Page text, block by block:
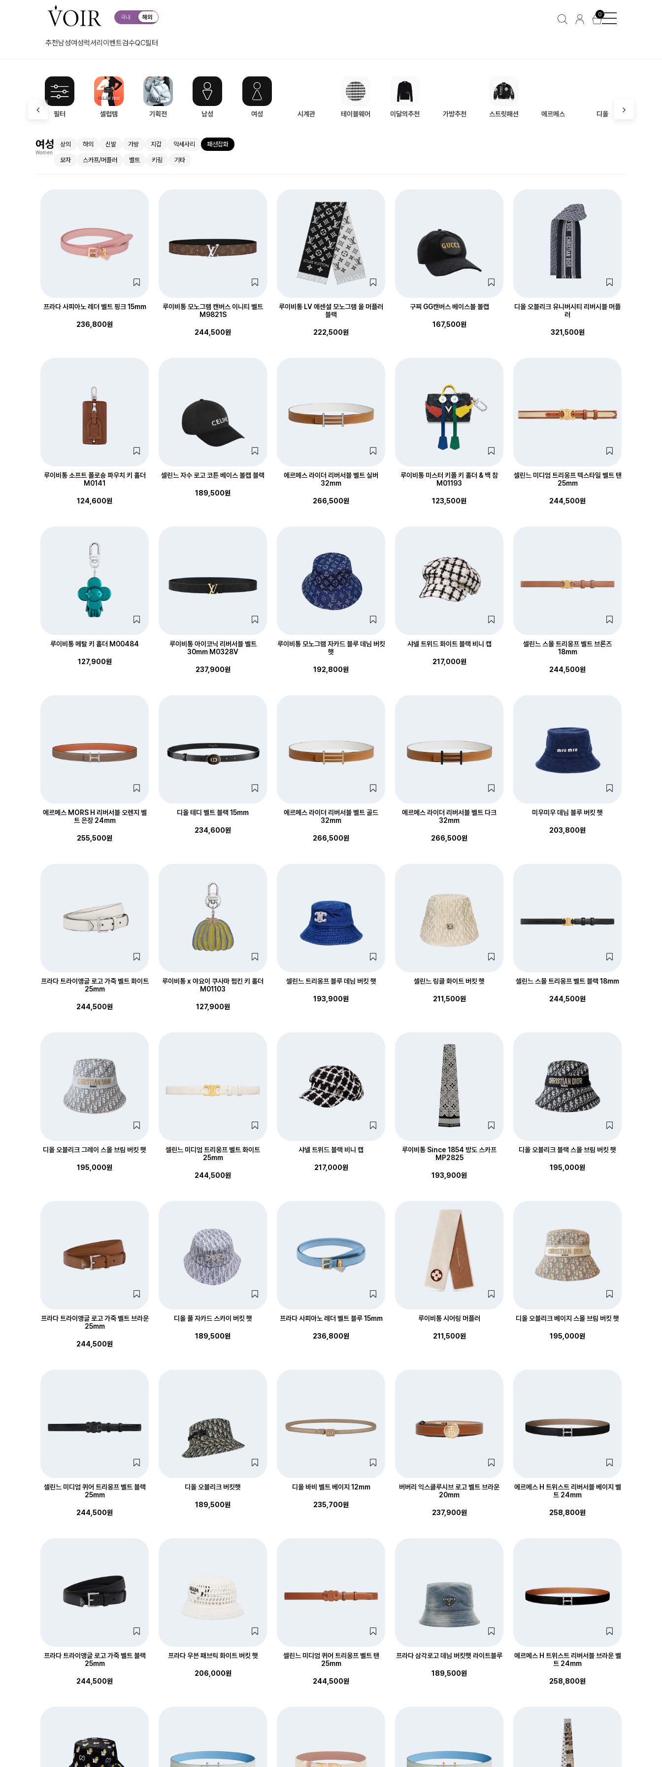
국내 해외 0
추천남성여성럭셔리 이벤트검수QC필터
패션잡화
필터 셀럽템 기획전 남성 여성 시계관 테이블웨어 이달의추천 가방추천 스트릿패션 에르메스 디올
여성
Women
상의 하의 신발 가방 지갑 악세사리 패션잡화
모자 스카프/머플러 벨트 키링 기타
프라다 사피아노 레더 벨트 핑크 15mm
236,800원
루이비통 모노그램 캔버스 이니티 벨트
M9821S
244,500원
루이비통 LV 에센셜 모노그램 울 머플러
블랙
222,500원
구찌 GG캔버스 베이스볼 볼캡
167,500원
디올 오블리크 유니버시티 리버시블 머플
러
321,500원
루이비통 소프트 폴로숑 파우치 키 홀더
M0141
124,600원
셀린느 자수 로고 코튼 베이스 볼캡 블랙
189,500원
에르메스 라이더 리버서블 벨트 실버
32mm
266,500원
루이비통 미스터 키폴 키 홀더 & 백 참
M01193
123,500원
셀린느 미디엄 트리옹프 텍스타일 벨트 탠
25mm
244,500원
루이비통 메탈 키 홀더 M00484
127,900원
루이비통 아이코닉 리버서블 벨트
30mm M0328V
237,900원
루이비통 모노그램 자카드 블루 데님 버킷
햇
192,800원
샤넬 트위드 화이트 블랙 비니 캡
217,000원
셀린느 스몰 트리옹프 벨트 브론즈
18mm
244,500원
에르메스 MORS H 리버서블 오렌지 벨
트 은장 24mm
255,500원
디올 테디 벨트 블랙 15mm
234,600원
에르메스 라이더 리버서블 벨트 골드
32mm
266,500원
에르메스 라이더 리버서블 벨트 다크
32mm
266,500원
미우미우 데님 블루 버킷 햇
203,800원
프라다 트라이앵글 로고 가죽 벨트 화이트
25mm
244,500원
루이비통 x 야요이 쿠사마 펌킨 키 홀더
M01103
127,900원
셀린느 트리옹프 블루 데님 버킷 햇
193,900원
셀린느 링클 화이트 버킷 햇
211,500원
셀린느 스몰 트리옹프 벨트 블랙 18mm
244,500원
디올 오블리크 그레이 스몰 브림 버킷 햇
195,000원
셀린느 미디엄 트리옹프 벨트 화이트
25mm
244,500원
샤넬 트위드 블랙 비니 캡
217,000원
루이비통 Since 1854 방도 스카프
MP2825
193,900원
디올 오블리크 블랙 스몰 브림 버킷 햇
195,000원
프라다 트라이앵글 로고 가죽 벨트 브라운
25mm
244,500원
디올 풀 자카드 스카이 버킷 햇
189,500원
프라다 사피아노 레더 벨트 블루 15mm
236,800원
루이비통 시어링 머플러
211,500원
디올 오블리크 베이지 스몰 브림 버킷 햇
195,000원
셀린느 미디엄 퀴어 트리옹프 벨트 블랙
25mm
244,500원
디올 오블리크 버킷햇
189,500원
디올 바비 벨트 베이지 12mm
235,700원
버버리 익스클루시브 로고 벨트 브라운
20mm
237,900원
에르메스 H 트위스트 리버서블 베이지 벨
트 24mm
258,800원
프라다 트라이앵글 로고 가죽 벨트 블랙
25mm
244,500원
프라다 우븐 패브릭 화이트 버킷 햇
206,000원
셀린느 미디엄 퀴어 트리옹프 벨트 탠
25mm
244,500원
프라다 삼각로고 데님 버킷햇 라이트블루
189,500원
에르메스 H 트위스트 리버서블 브라운 벨
트 24mm
258,800원